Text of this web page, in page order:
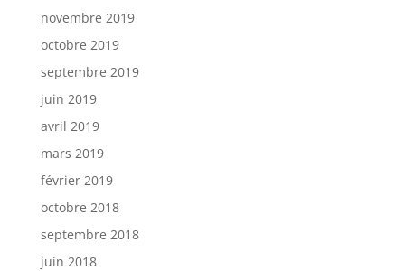
novembre 2019
octobre 2019
septembre 2019
juin 2019
avril 2019
mars 2019
février 2019
octobre 2018
septembre 2018
juin 2018